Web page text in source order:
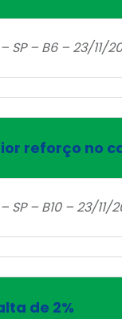
SP – B6 – 23/11/
reforço no
– B10 – 23/11/
de 2%